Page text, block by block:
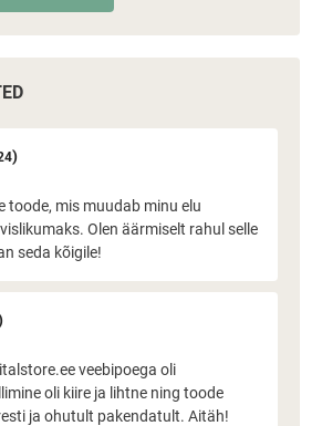
)
toode, mis muudab minu elu
Olen äärmiselt rahul selle
seda kõigile!
veebipoega oli
oli kiire ja lihtne ning toode
ja ohutult pakendatult. Aitäh!